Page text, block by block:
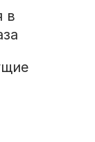
в